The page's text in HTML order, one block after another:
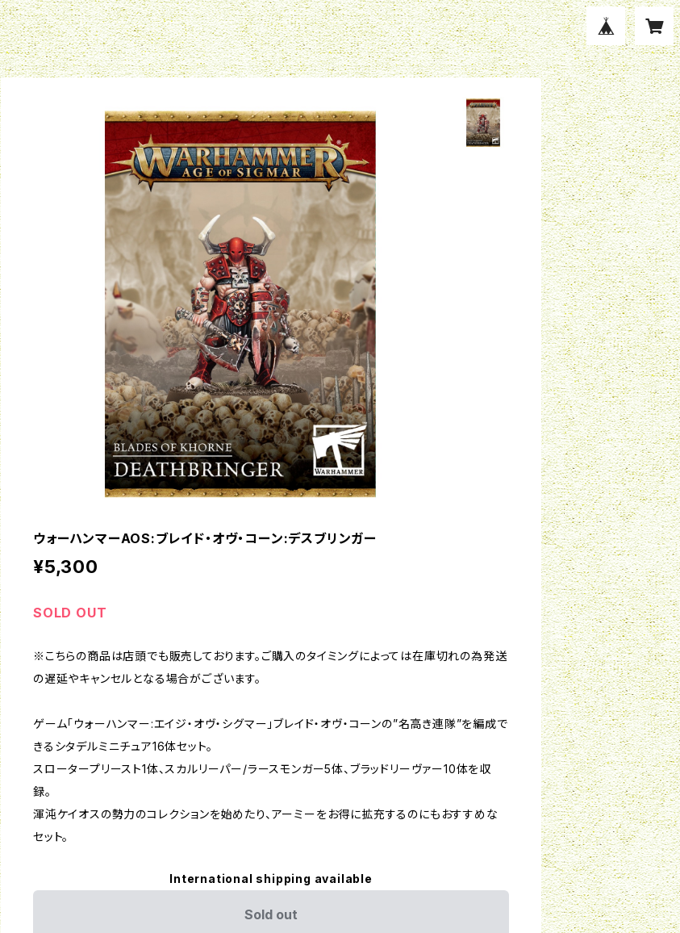
ウォーハンマーAOS:ブレイド・オヴ・コーン:デスブリンガー
¥5,300
SOLD OUT
※こちらの商品は店頭でも販売しております。ご購入のタイミングによっては在庫切れの為発送
の遅延やキャンセルとなる場合がございます。
ゲーム「ウォーハンマー:エイジ・オヴ・シグマー」ブレイド・オヴ・コーンの”名高き連隊”を編成で
きるシタデルミニチュア16体セット。
スロータープリースト1体、スカルリーパー/ラースモンガー5体、ブラッドリーヴァー10体を収
録。
渾沌ケイオスの勢力のコレクションを始めたり、アーミーをお得に拡充するのにもおすすめな
セット。
International shipping available
Sold out